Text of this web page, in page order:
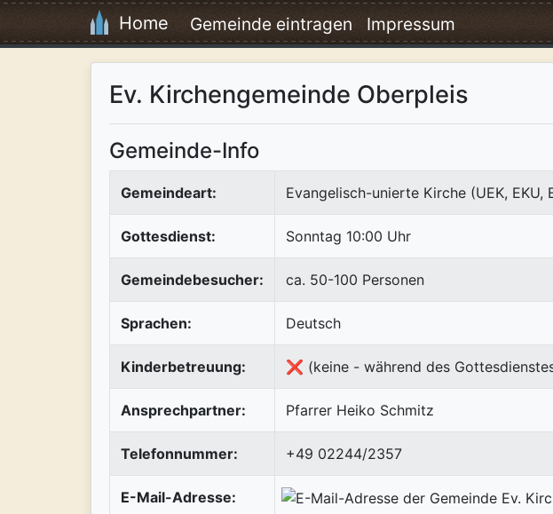
Home Gemeinde eintragen Impressum
Ev. Kirchengemeinde Oberpleis
Gemeinde-Info
Gemeindeart: Evangelisch-unierte Kirche (UEK, EKU,
Gottesdienst: Sonntag 10:00 Uhr
Gemeindebesucher: ca. 50-100 Personen
Sprachen: Deutsch
Kinderbetreuung: ❌ (keine - während des
Ansprechpartner: Pfarrer Heiko Schmitz
Telefonnummer: +49 02244/2357
E-Mail-Adresse: